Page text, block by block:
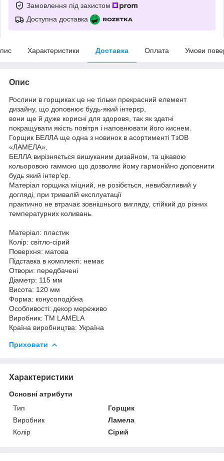
Замовлення під захистом
Доступна доставка
Характеристики Доставка Оплата Умови
Опис
Рослини в горщиках це не тільки прекрасний елемент
дизайну, що доповнює будь-який інтерєр,
вони ще й дуже корисні для здоровя, так як здатні
покращувати якість повітря і наповнювати його киснем.
Горщик БЕЛЛА ще одна з новинок в асортименті ТзОВ
«ЛАМЕЛА».
БЕЛЛА вирізняється вишуканим дизайном, та цікавою
кольоровою гаммою що дозволяє йому гармонійно доповнити
будь який інтер’єр.
Матеріал горщика міцний, не розібється, невибагливий у
догляді, при тривалій експлуатації
практично не втрачає зовнішнього вигляду, стійкий до різних
температурних коливань.
Матеріал: пластик
Колір: світло-сірий
Поверхня: матова
Підставка в комплекті: немає
Отвори: передбачені
Діаметр: 115 мм
Висота: 120 мм
Форма: конусоподібна
Особливості: декор мереживо
Виробник: ТМ LAMELA
Країна виробництва: Україна
Приховати
Характеристики
Основні атрибути
Тип
Горщик
Виробник
Ламела
Колір
Сірий